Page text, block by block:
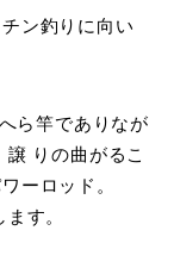
ン釣りに向い
ら竿でありなが
りの曲がるこ
ーロッド。
す。